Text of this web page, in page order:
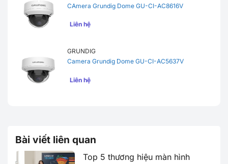
CAmera Grundig Dome GU-CI-AC8616V
Liên hệ
GRUNDIG
Camera Grundig Dome GU-CI-AC5637V
Liên hệ
Bài viết liên quan
Top 5 thương hiệu màn hình